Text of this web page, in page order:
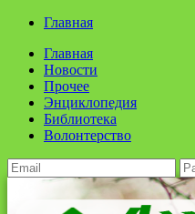
Главная
Главная
Новости
Прочее
Энциклопедия
Библиотека
Волонтерство